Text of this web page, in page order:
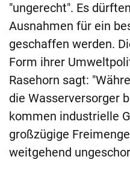
"ungerecht". Es
Ausnahmen für ein
geschaffen werden.
Form ihrer
Rasehorn sagt:
die Wasserversorger
kommen industrielle
großzügige
weitgehend